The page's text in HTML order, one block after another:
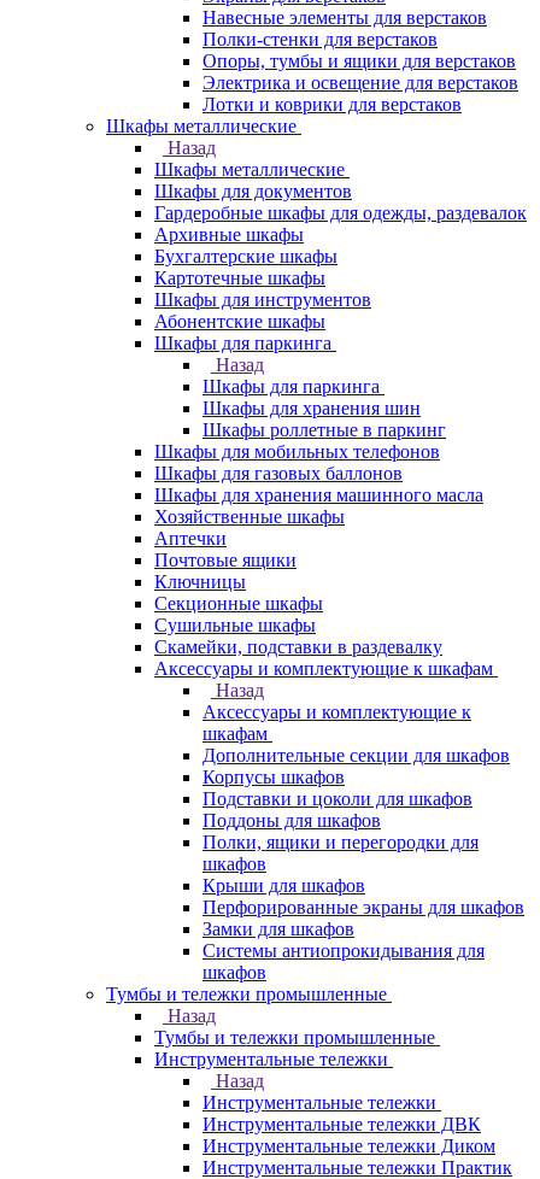
Навесные элементы для верстаков
Полки-стенки для верстаков
Опоры, тумбы и ящики для верстаков
Электрика и освещение для верстаков
Лотки и коврики для верстаков
Шкафы металлические
Назад
Шкафы металлические
Шкафы для документов
Гардеробные шкафы для одежды, раздевалок
Архивные шкафы
Бухгалтерские шкафы
Картотечные шкафы
Шкафы для инструментов
Абонентские шкафы
Шкафы для паркинга
Назад
Шкафы для паркинга
Шкафы для хранения шин
Шкафы роллетные в паркинг
Шкафы для мобильных телефонов
Шкафы для газовых баллонов
Шкафы для хранения машинного масла
Хозяйственные шкафы
Аптечки
Почтовые ящики
Ключницы
Секционные шкафы
Сушильные шкафы
Скамейки, подставки в раздевалку
Аксессуары и комплектующие к шкафам
Назад
Аксессуары и комплектующие к
шкафам
Дополнительные секции для шкафов
Корпусы шкафов
Подставки и цоколи для шкафов
Поддоны для шкафов
Полки, ящики и перегородки для
шкафов
Крыши для шкафов
Перфорированные экраны для шкафов
Замки для шкафов
Системы антиопрокидывания для
шкафов
Тумбы и тележки промышленные
Назад
Тумбы и тележки промышленные
Инструментальные тележки
Назад
Инструментальные тележки
Инструментальные тележки ДВК
Инструментальные тележки Диком
Инструментальные тележки Практик